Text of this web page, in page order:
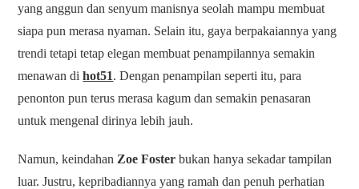
yang anggun dan senyum manisnya seolah mampu membuat
siapa pun merasa nyaman. Selain itu, gaya berpakaiannya yang
trendi tetapi tetap elegan membuat penampilannya semakin
menawan dihot51. Dengan penampilan seperti itu, para
penonton pun terus merasa kagum dan semakin penasaran
untuk mengenal dirinya lebih jauh.
Namun, keindahan Zoe Foster bukan hanya sekadar tampilan
luar. Justru, kepribadiannya yang ramah dan penuh perhatian